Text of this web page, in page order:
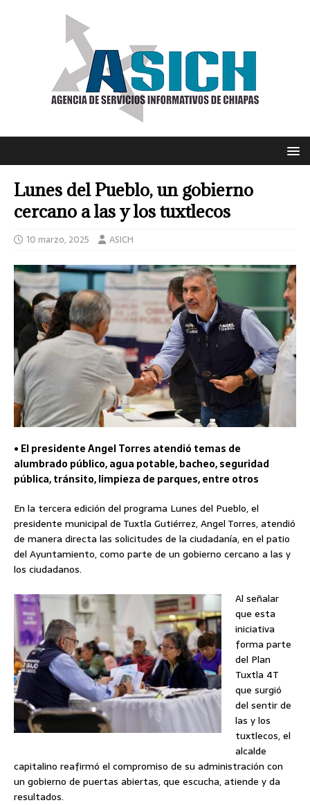
Lunes del Pueblo, un gobierno
cercano a las y los tuxtlecos
10 marzo, 2025 ASICH
• El presidente Angel Torres atendió temas de
alumbrado público, agua potable, bacheo, seguridad
pública, tránsito, limpieza de parques, entre otros
En la tercera edición del programa Lunes del Pueblo, el
presidente municipal de Tuxtla Gutiérrez, Angel Torres, atendió
de manera directa las solicitudes de la ciudadanía, en el patio
del Ayuntamiento, como parte de un gobierno cercano a las y
los ciudadanos.
Al señalar
que esta
iniciativa
forma parte
del Plan
Tuxtla 4T
que surgió
del sentir de
las y los
tuxtlecos, el
alcalde
capitalino reafirmó el compromiso de su administración con
un gobierno de puertas abiertas, que escucha, atiende y da
resultados.